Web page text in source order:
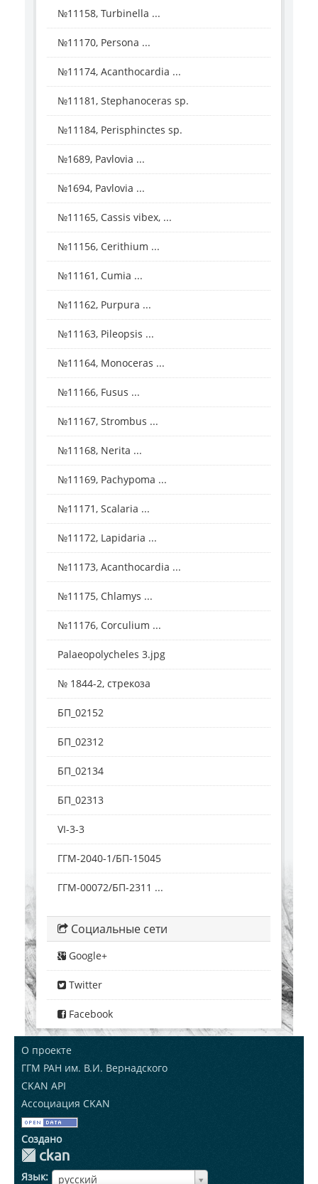
№11158, Turbinella ...
№11170, Persona ...
№11174, Acanthocardia ...
№11181, Stephanoceras sp.
№11184, Perisphinctes sp.
№1689, Pavlovia ...
№1694, Pavlovia ...
№11165, Cassis vibex, ...
№11156, Cerithium ...
№11161, Cumia ...
№11162, Purpura ...
№11163, Pileopsis ...
№11164, Monoceras ...
№11166, Fusus ...
№11167, Strombus ...
№11168, Nerita ...
№11169, Pachypoma ...
№11171, Scalaria ...
№11172, Lapidaria ...
№11173, Acanthocardia ...
№11175, Chlamys ...
№11176, Corculium ...
Palaeopolycheles 3.jpg
№ 1844-2, стрекоза
БП_02152
БП_02312
БП_02134
БП_02313
VI-3-3
ГГМ-2040-1/БП-15045
ГГМ-00072/БП-2311 ...
Социальные сети
Google+
Twitter
Facebook
О проекте
ГГМ РАН им. В.И. Вернадского
CKAN API
Ассоциация CKAN
Создано
Язык русский
ЯзыкЯзык